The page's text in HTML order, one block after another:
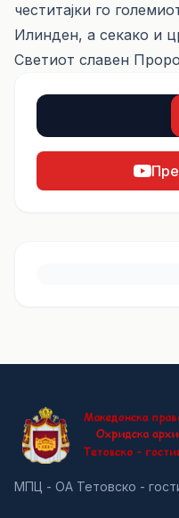
честитајки го
Илинден, а секако и
Светиот славен
МПЦ - ОА Тетовско -